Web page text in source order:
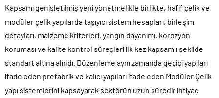
Kapsamı genişletilmiş yeni yönetmelikle birlikte, hafif çelik ve
modüler çelik yapılarda taşıyıcı sistem hesapları, birleşim
detayları, malzeme kriterleri, yangın dayanımı, korozyon
koruması ve kalite kontrol süreçleri ilk kez kapsamlı şekilde
standart altına alındı. Düzenleme aynı zamanda geçici yapıları
ifade eden prefabrik ve kalıcı yapıları ifade eden Modüler Çelik
yapı sistemlerini kapsayarak sektörün uzun süredir ihtiyaç